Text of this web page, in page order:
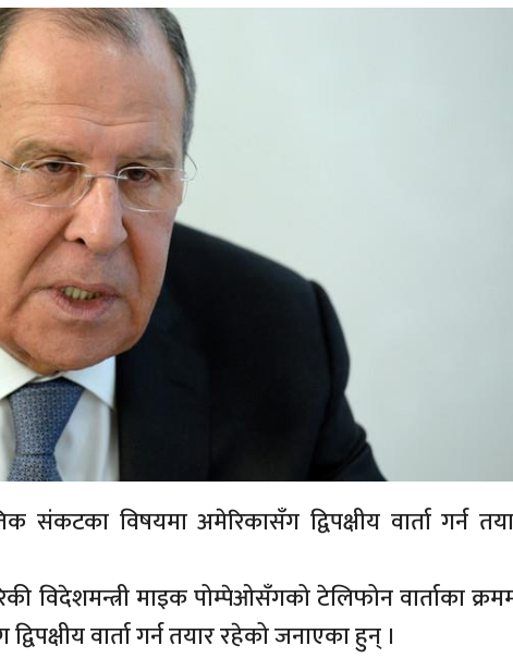
संकटका विषयमा अमेरिकासँग द्विपक्षीय वार्ता गर्न
विदेशमन्त्री माइक पोम्पेओसँगको टेलिफोन वार्ताका
वार्ता गर्न तयार रहेको जनाएका हुन् ।